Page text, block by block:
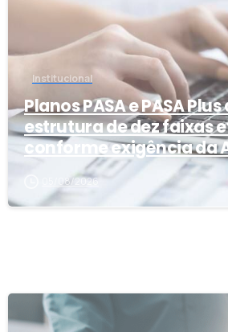
Institucional
Planos PASA e PASA
estrutura de dez faixas
conforme exigência da
05/08/2026